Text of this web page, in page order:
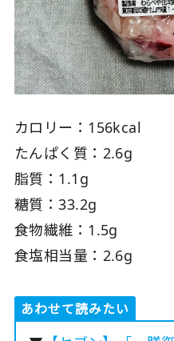
カロリー：156kcal
たんぱく質：2.6g
脂質：1.1g
糖質：33.2g
食物繊維：1.5g
食塩相当量：2.6g
あわせて読みたい